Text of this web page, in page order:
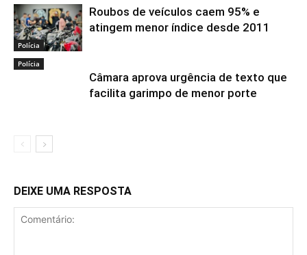
Polícia
Roubos de veículos caem 95% e
atingem menor índice desde 2011
Polícia
Câmara aprova urgência de texto que
facilita garimpo de menor porte
DEIXE UMA RESPOSTA